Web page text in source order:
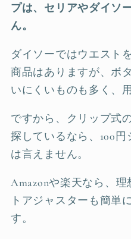
プは、セリアやダイソ
ん。
ダイソーではウエスト
商品はありますが、ボ
いにくいものも多く、
ですから、クリップ式
探しているなら、100
は言えません。
Amazonや楽天なら、
トアジャスターも簡単
す。